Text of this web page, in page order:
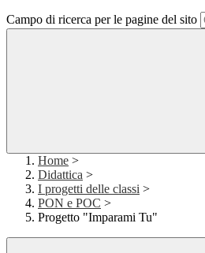
Campo di ricerca per le pagine del sito
Home >
Didattica >
I progetti delle classi >
PON e POC >
Progetto "Imparami Tu"